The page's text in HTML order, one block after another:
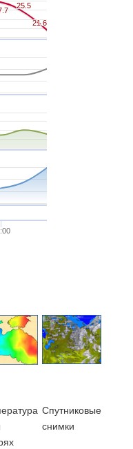
25.5
25.5
21.6
21.6
Cпутниковые
снимки